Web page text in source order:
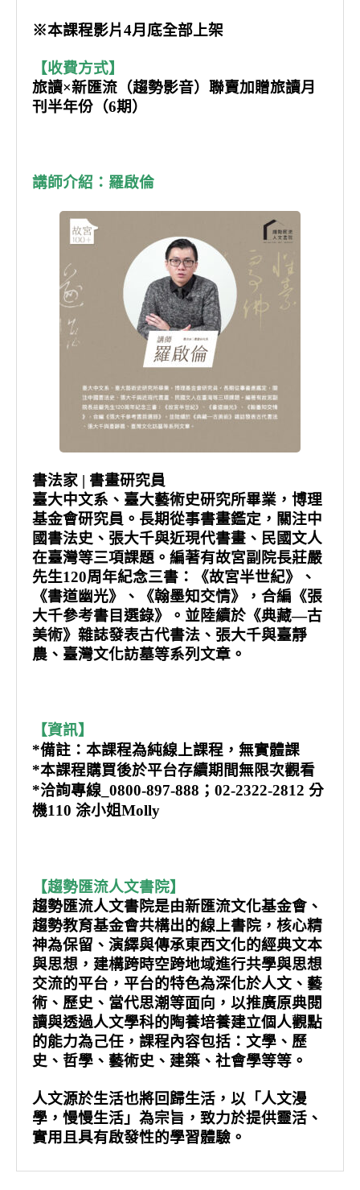
※本課程影片4月底全部上架
【收費方式】
旅讀×新匯流（趨勢影音）聯賣加贈旅讀月
刊半年份（6期）
講師介紹：羅啟倫
書法家 | 書畫研究員
臺大中文系、臺大藝術史研究所畢業，博理
基金會研究員。長期從事書畫鑑定，關注中
國書法史、張大千與近現代書畫、民國文人
在臺灣等三項課題。編著有故宮副院長莊嚴
先生120周年紀念三書：《故宮半世紀》、
《書道幽光》、《翰墨知交情》，合編《張
大千參考書目選錄》。並陸續於《典藏—古
美術》雜誌發表古代書法、張大千與臺靜
農、臺灣文化訪墓等系列文章。
【資訊】
*備註：本課程為純線上課程，無實體課
*本課程購買後於平台存續期間無限次觀看
*洽詢專線_0800-897-888；02-2322-2812 分
機110 涂小姐Molly
【趨勢匯流人文書院】
趨勢匯流人文書院是由新匯流文化基金會、
趨勢教育基金會共構出的線上書院，核心精
神為保留、演繹與傳承東西文化的經典文本
與思想，建構跨時空跨地域進行共學與思想
交流的平台，平台的特色為深化於人文、藝
術、歷史、當代思潮等面向，以推廣原典閱
讀與透過人文學科的陶養培養建立個人觀點
的能力為己任，課程內容包括：文學、歷
史、哲學、藝術史、建築、社會學等等。
人文源於生活也將回歸生活，以「人文漫
學，慢慢生活」為宗旨，致力於提供靈活、
實用且具有啟發性的學習體驗。